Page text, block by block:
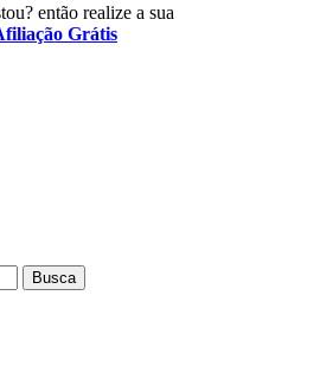
então realize a sua
Grátis
Busca